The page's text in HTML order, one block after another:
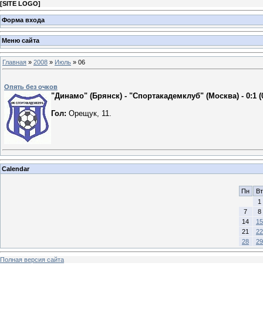
[SITE LOGO]
Форма входа
Меню сайта
Главная » 2008 » Июль » 06
Опять без очков
"Динамо" (Брянск) - "Спортакадемклуб" (Москва) - 0:1
Гол: Орещук, 11.
Calendar
Пн
Вт
1
7
8
14
15
21
22
28
29
Полная версия сайта